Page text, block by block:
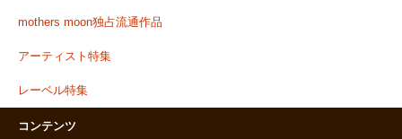
mothers moon独占流通作品
アーティスト特集
レーベル特集
コンテンツ